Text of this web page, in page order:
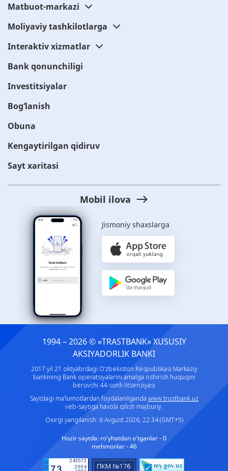
Matbuot-markazi
Moliyaviy tashkilotlarga
Interaktiv xizmatlar
Bank qonunchiligi
Investitsiyalar
Bog‘lanish
Obuna
Kengaytirilgan qidiruv
Sayt xaritasi
Mobil ilova
Jismoniy shaxslarga
1994 – 2026 © «TRASTBANK» ХUSUSIY
AKSIYADORLIK BANKI
2017 yil 21 oktyabrdagi O‘zbekiston Respublikasi Markaziy
bankining Bank operatsiyalarini amalga oshirish huquqini
beruvchi 44-sonli litsenziyasi
Saytdagi ma’lumotlardan foydalanilganda www.trustbank.uz
veb-saytiga havola qilish majburiy.
Oxirgi yangilanish: 6 Avgust 2026, 22:34 (GMT+5)
Hozir saytda: ro'yhatdan o'tganlar - 0
mehmonlar - 46